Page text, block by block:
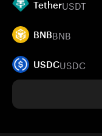
TetherUSDT
BNBBNB
USDCUSDC